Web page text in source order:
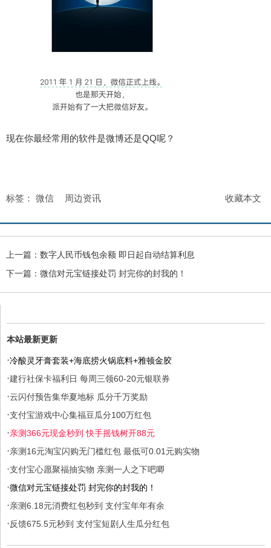
现在你最经常用的软件是微博还是QQ呢？
收藏本文
标签： 微信 周边资讯
上一篇： 数字人民币钱包余额 即日起自动结算利息
下一篇： 微信对元宝链接处罚 封完你的封我的！
本站最新更新
·冷酸灵牙膏套装+海底捞火锅底料+雅顿金胶
·建行社保卡福利日 每周三领60-20元银联券
·云闪付预告集华夏地标 瓜分千万奖励
·支付宝游戏中心集福豆瓜分100万红包
·亲测366元现金秒到 快手摇钱树开88元
·亲测16元淘宝闪购无门槛红包 最低可0.01元购实物
·支付宝心愿聚福抽实物 亲测一人之下吧唧
·微信对元宝链接处罚 封完你的封我的！
·亲测6.18元消费红包秒到 支付宝年年有余
·反馈675.5元秒到 支付宝短剧人生瓜分红包